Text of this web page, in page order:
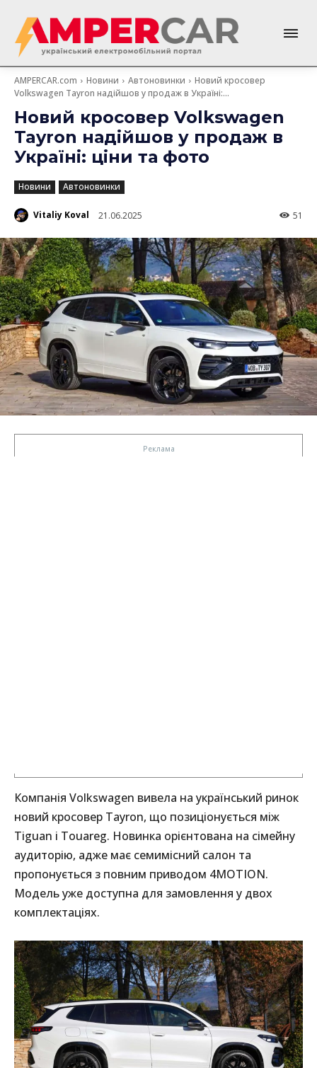
AMPERCAR.com Новини Автоновинки
Новий кросовер
Volkswagen Tayron надійшов у продаж в Україні:...
Новий кросовер Volkswagen
Tayron надійшов у продаж в
Україні: ціни та фото
Новини Автоновинки
Vitaliy Koval 21.06.2025 51
Компанія Volkswagen вивела на український ринок
новий кросовер Tayron, що позиціонується між
Tiguan і Touareg. Новинка орієнтована на сімейну
аудиторію, адже має семимісний салон та
пропонується з повним приводом 4MOTION.
Модель уже доступна для замовлення у двох
комплектаціях.